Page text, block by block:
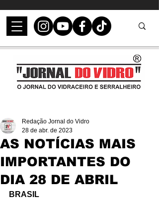
AS NOTÍCIAS MAIS
IMPORTANTES DO
DIA 28 DE ABRIL
Redação Jornal do Vidro
28 de abr. de 2023
BRASIL